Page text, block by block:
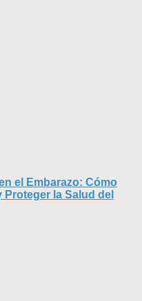
el Embarazo: Cómo
la Salud del